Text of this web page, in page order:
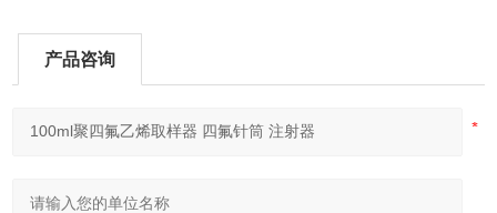
产品咨询